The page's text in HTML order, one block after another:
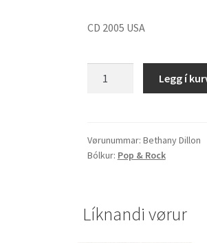
CD 2005 USA
Legg í
Vørunummar: Bethany Dillon
Bólkur: Pop & Rock
Líknandi vørur